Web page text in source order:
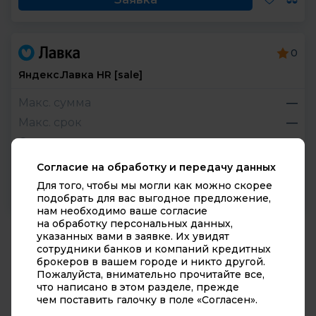
Республика Карачаево-Черкессия
Республика Коми
Республика Марий Эл
Республика Мордовия
Республика Саха (Якутия)
Республика Северная Осетия (Алания)
Республика Татарстан
Республика Тыва (Тува)
Республика Удмуртия
Республика Хакасия
0
Яндекс.Лавка HR [sale]
Макс. сумма
—
Макс. срок
—
Ставка
—
Заявка
© 2010-2026 «Супермаркет кредитов». Все права
защищены. Сайт не осуществляет выдачу
кредитов и займов, носит чисто информационный
характер.
Согласие на обработку и передачу данных
Для того, чтобы мы могли как можно скорее
подобрать для вас выгодное предложение,
нам необходимо ваше согласие
на обработку персональных данных,
указанных вами в заявке. Их увидят
сотрудники банков и компаний кредитных
брокеров в вашем городе и никто другой.
Пожалуйста, внимательно прочитайте все,
что написано в этом разделе, прежде
чем поставить галочку в поле «Согласен».